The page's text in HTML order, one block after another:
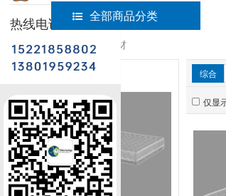
热线电话 全部商品分类
首页
实验耗材
新品推荐
综合
仅显